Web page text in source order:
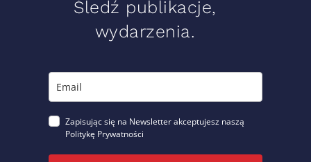
Śledź publikacje,
wydarzenia.
Zapisując się na Newsletter akceptujesz naszą
Politykę Prywatności